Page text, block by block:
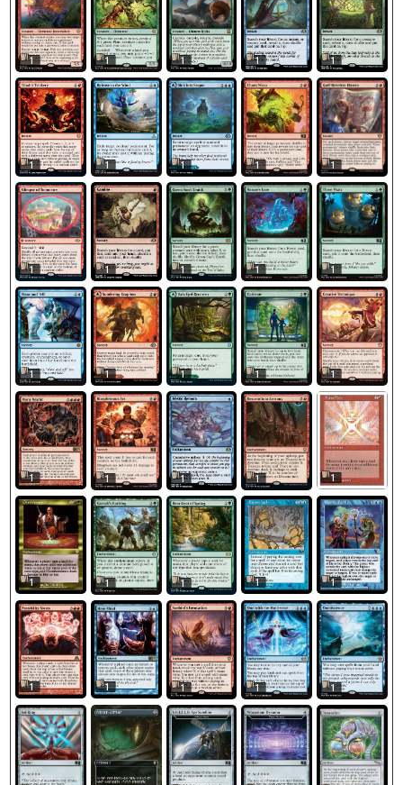
1 1 1 1 1
1 1 1 1 1
1 1 1 1 1
1 1 1 1 1
1 1 1 1 1
1 1 1 1 1
1 1 1 1 1